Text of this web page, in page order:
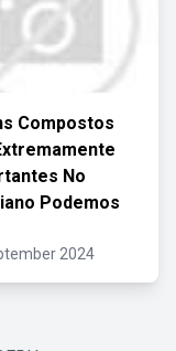
Compostos
No
Podemos
2024